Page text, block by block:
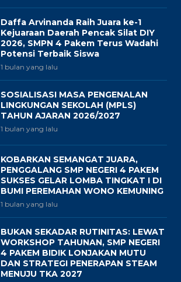
Daffa Arvinanda Raih Juara ke-1
Kejuaraan Daerah Pencak Silat DIY
2026, SMPN 4 Pakem Terus Wadahi
Potensi Terbaik Siswa
1 bulan yang lalu
SOSIALISASI MASA PENGENALAN
LINGKUNGAN SEKOLAH (MPLS)
TAHUN AJARAN 2026/2027
1 bulan yang lalu
KOBARKAN SEMANGAT JUARA,
PENGGALANG SMP NEGERI 4 PAKEM
SUKSES GELAR LOMBA TINGKAT I DI
BUMI PEREMAHAN WONO KEMUNING
1 bulan yang lalu
BUKAN SEKADAR RUTINITAS: LEWAT
WORKSHOP TAHUNAN, SMP NEGERI
4 PAKEM BIDIK LONJAKAN MUTU
DAN STRATEGI PENERAPAN STEAM
MENUJU TKA 2027